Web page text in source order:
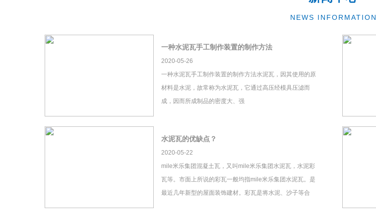
NEWS INFORMATION
一种水泥瓦手工制作装置的制作方法
2020-05-26
一种水泥瓦手工制作装置的制作方法水泥瓦，因其使用的原
材料是水泥，故常称为水泥瓦，它通过高压经模具压滤而
成，因而所成制品的密度大、强
水泥瓦的优缺点？
2020-05-22
mile米乐集团混凝土瓦，又叫mile米乐集团水泥瓦，水泥彩
瓦等。市面上所说的彩瓦一般均指mile米乐集团水泥瓦。是
最近几年新型的屋面装饰建材。彩瓦是将水泥、沙子等合